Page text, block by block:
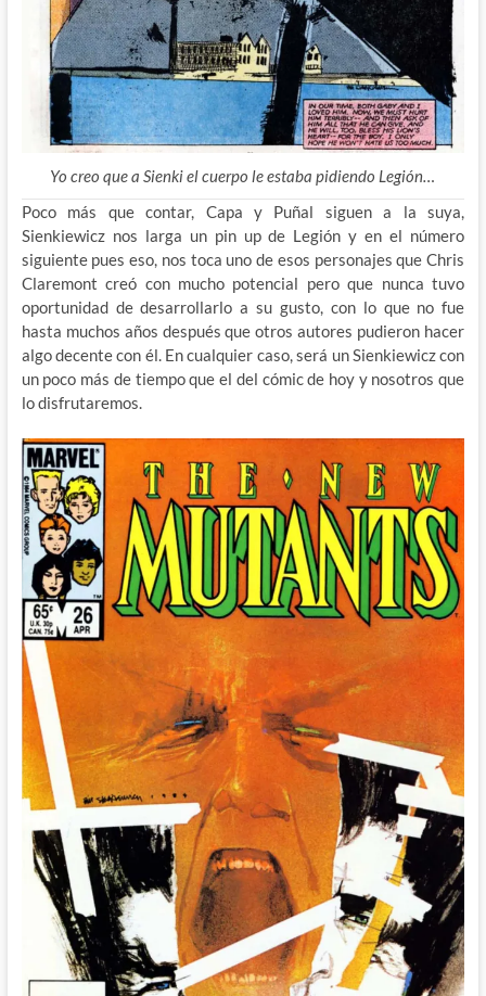
Yo creo que a Sienki el cuerpo le estaba pidiendo Legión…
Poco más que contar, Capa y Puñal siguen a la suya,
Sienkiewicz nos larga un pin up de Legión y en el número
siguiente pues eso, nos toca uno de esos personajes que Chris
Claremont creó con mucho potencial pero que nunca tuvo
oportunidad de desarrollarlo a su gusto, con lo que no fue
hasta muchos años después que otros autores pudieron hacer
algo decente con él. En cualquier caso, será un Sienkiewicz con
un poco más de tiempo que el del cómic de hoy y nosotros que
lo disfrutaremos.